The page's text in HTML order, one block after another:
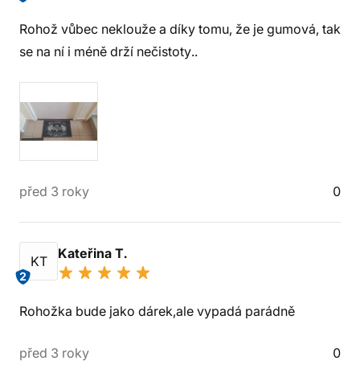
Rohož vůbec neklouže a díky tomu, že je gumová, tak
se na ní i méně drží nečistoty..
před 3 roky 0
KT
2
Kateřina T.
Rohožka bude jako dárek,ale vypadá parádně
před 3 roky 0